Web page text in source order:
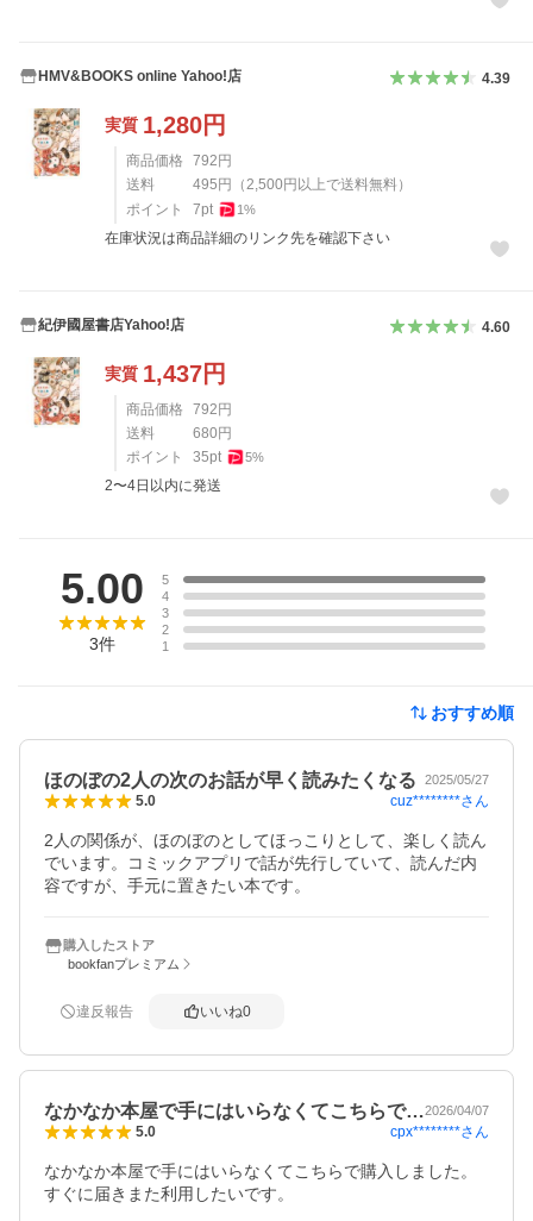
HMV&BOOKS online Yahoo!店 4.39
実質 1,280円
商品価格 792円
送料
495円 （ 2,500円以上で送料無料）
ポイント
7pt 1%
在庫状況は商品詳細のリンク先を確認下さい
紀伊國屋書店Yahoo!店 4.60
実質 1,437円
商品価格 792円
送料
680円
ポイント
35pt 5%
2〜4日以内に発送
5.00
3件
5
4
3
2
1
おすすめ順
ほのぼの2人の次のお話が早く読みたくなる 2025/05/27
5.0 cuz********さん
2人の関係が、ほのぼのとしてほっこりとして、楽しく読ん
でいます。コミックアプリで話が先行していて、読んだ内
容ですが、手元に置きたい本です。
購入したストア
bookfanプレミアム
違反報告 いいね0
なかなか本屋で手にはいらなくてこちらで…2026/04/07
5.0 cpx********さん
なかなか本屋で手にはいらなくてこちらで購入しました。
すぐに届きまた利用したいです。